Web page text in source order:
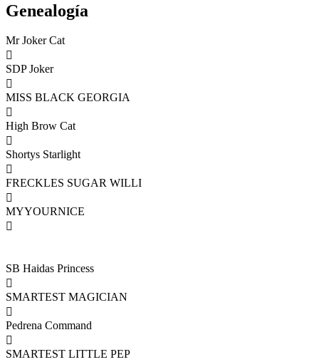
Genealogía
Mr Joker Cat

SDP Joker

MISS BLACK GEORGIA

High Brow Cat

Shortys Starlight

FRECKLES SUGAR WILLI

MYYOURNICE

SB Haidas Princess

SMARTEST MAGICIAN

Pedrena Command

SMARTEST LITTLE PEP